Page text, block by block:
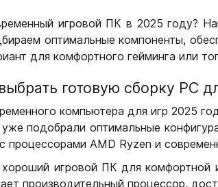
игровой ПК в 2025 году?
оптимальные компоненты,
для комфортного гейминга или
готовую сборку РС
компьютера для игр 2025
подобрали оптимальные
AMD Ryzen и
игровой ПК для комфортной
производительный процессор,